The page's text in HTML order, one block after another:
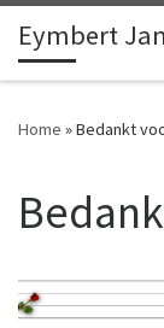
Ga naar inhoud
Eymbert
Home »Bedankt